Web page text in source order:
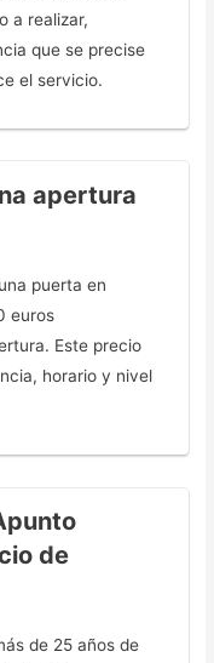
a realizar,
que se precise
el servicio.
apertura
puerta en
euros
Este precio
horario y nivel
de
de 25 años de